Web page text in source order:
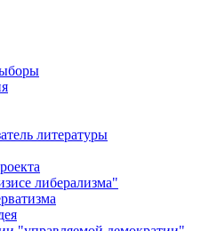
литературы
либерализма"